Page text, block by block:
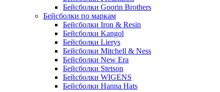
Бейсболки Goorin Brothers
Бейсболки по маркам
Бейсболки Iron & Resin
Бейсболки Kangol
Бейсболки Lierys
Бейсболки Mitchell & Ness
Бейсболки New Era
Бейсболки Stetson
Бейсболки WIGENS
Бейсболки Hanna Hats